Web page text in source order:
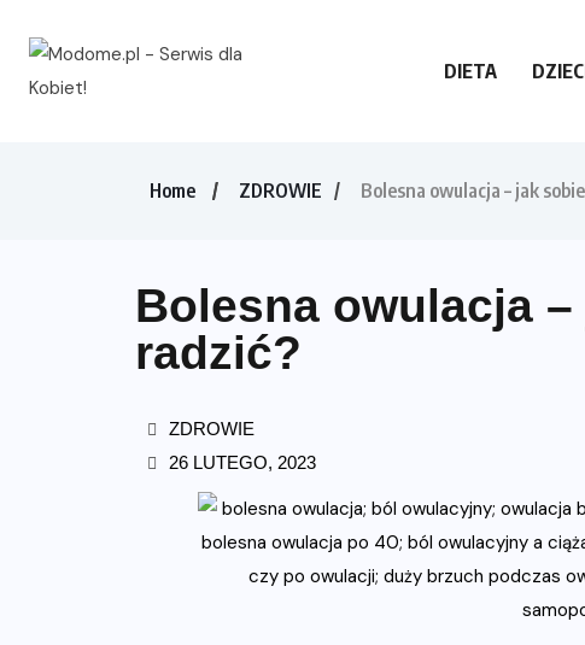
DIETA
Home ZDROWIE Bolesna owulacja – jak
Bolesna owulacja
radzić?
ZDROWIE
26 LUTEGO, 2023